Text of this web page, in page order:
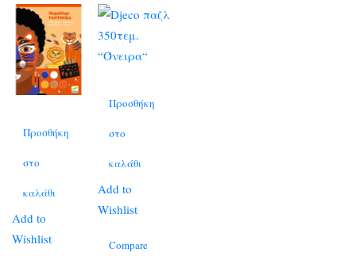
Προσθήκη
στο
καλάθι
Add to
Wishlist
Προσθήκη
στο
καλάθι
Add to
Wishlist
Compare